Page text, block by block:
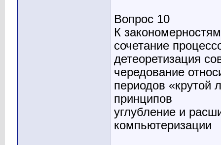
Вопрос 10
К
сочетание
детеоретизация
чередование
периодов «крутой
принципов
углубление и
компьютеризации